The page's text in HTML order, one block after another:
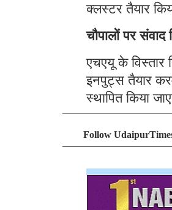
क्लस्टर तैयार
चौपालों पर संवाद
एचएयू के विस्तार
इनपुट्स तैयार
स्थापित किया
Follow